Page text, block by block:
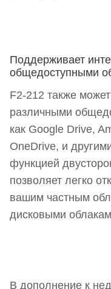
Поддерживает
общедоступными
F2-212 также
различными
как Google Drive,
OneDrive, и
функцией
позволяет легко
вашим частным
дисковыми
В дополнение к